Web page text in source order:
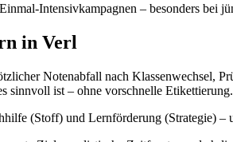
Intensivkampagnen – besonders bei
in Verl
Notenabfall nach Klassenwechsel,
sinnvoll ist – ohne vorschnelle Etikettierung.
(Stoff) und Lernförderung (Strategie) –